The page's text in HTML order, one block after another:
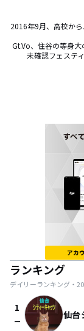
2016年9月、高校か
Gt.Vo、住谷の等身
未確認フェステ
ランキング
デイリーランキング・
1
check_indeterminate_small 仙台